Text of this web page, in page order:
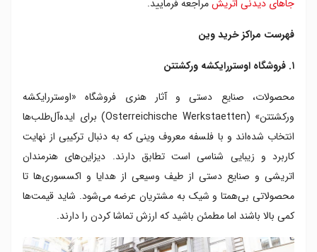
۸. مرکز خرید دوناوت زنتروم
۱۰. بهترین خیابان برای خرید در وین
۱۱. خیابان کَنتْنر (Kärntner Strasse)
جاهای دیدنی اتریشمراجعه فرمایید.
فهرست مراکز خرید وین
۱. فروشگاه اوستررایکشه ورکشتتن
محصولات، صنایع دستی و آثار هنری فروشگاه «اوستررایکشه
ورکشتتن» (Osterreichische Werkstaetten) برای ایده‌آل‌طلب‌ها
انتخاب شده‌اند و با فلسفه معروف وینی که به دنبال ترکیبی از نهایت
کاربرد و زیبایی شناسی است تطابق دارند. دیزاین‌های هنرمندان
اتریشی و صنایع دستی از طیف وسیعی از هدایا و اکسسوری‌ها تا
محصولاتی بی‌همتا و شیک به مشتریان عرضه می‌شود. شاید قیمت‌ها
کمی بالا باشند اما مطمئن باشید که ارزش تماشا کردن را دارند.